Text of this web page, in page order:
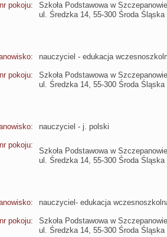
pokoju:
Szkoła Podstawowa w Szczepanowie
ul. Średzka 14, 55-300 Środa Śląska
nauczyciel - edukacja
pokoju:
Szkoła Podstawowa w Szczepanowie
ul. Średzka 14, 55-300 Środa Śląska
nauczyciel - j. polski
pokoju:
Szkoła Podstawowa w Szczepanowie
ul. Średzka 14, 55-300 Środa Śląska
nauczyciel- edukacja
pokoju:
Szkoła Podstawowa w Szczepanowie
ul. Średzka 14, 55-300 Środa Śląska